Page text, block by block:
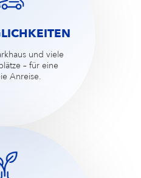
und viele
– für eine
Anreise.